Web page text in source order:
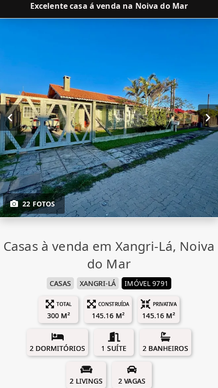
Excelente casa á venda na Noiva do Mar
22 FOTOS
Casas à venda em Xangri-Lá, Noiva
do Mar
CASAS XANGRI-LÁ IMÓVEL 9791
TOTAL
300 M²
CONSTRUÍDA
145.16 M²
PRIVATIVA
145.16 M²
2 DORMITÓRIOS 1 SUÍTE 2 BANHEIROS
2 LIVINGS 2 VAGAS